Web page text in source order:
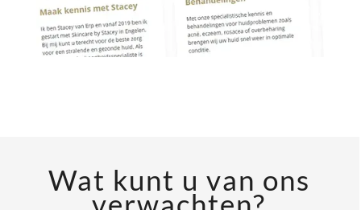
Wat kunt u van ons
verwachten?